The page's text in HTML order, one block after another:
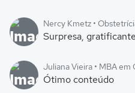
Nercy Kmetz •
Surpresa, gratificante
Juliana Vieira • MBA em
Ótimo conteúdo